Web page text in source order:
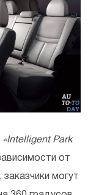
«Intelligent Park
от
могут